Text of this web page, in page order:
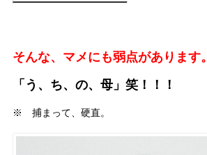
そんな、マメにも弱点があります。
「う、ち、の、母」笑！！！
※ 捕まって、硬直。